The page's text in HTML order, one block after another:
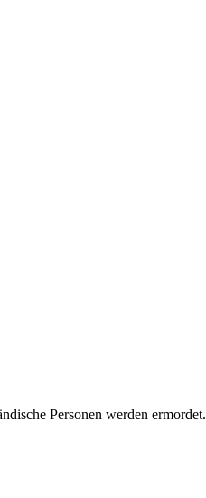
Personen werden ermordet.